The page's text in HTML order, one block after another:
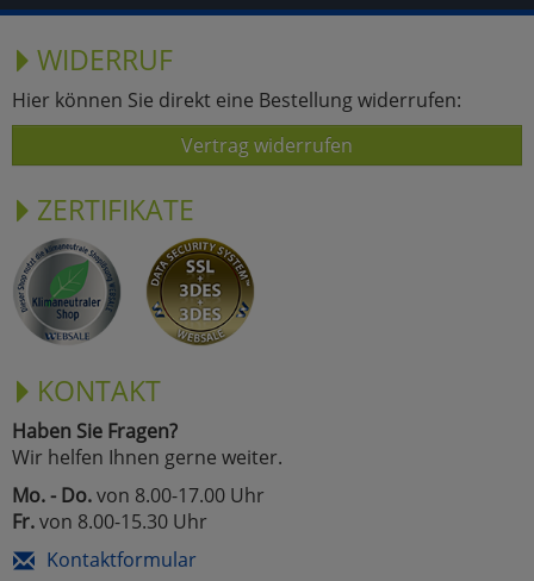
WIDERRUF
Hier können Sie direkt eine Bestellung widerrufen:
Vertrag widerrufen
ZERTIFIKATE
KONTAKT
Haben Sie Fragen?
Wir helfen Ihnen gerne weiter.
Mo. - Do.von 8.00-17.00 Uhr
Fr.von 8.00-15.30 Uhr
Kontaktformular